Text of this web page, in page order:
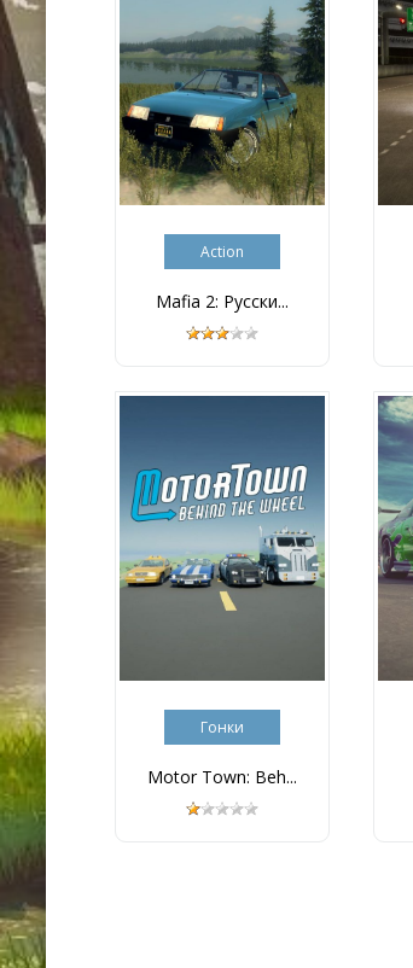
Action
Mafia 2: Русски...
Гонки
Motor Town: Beh...